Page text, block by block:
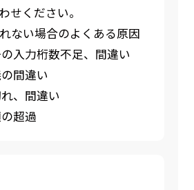
せください。
ない場合のよくある原因
入力桁数不足、間違い
間違い
、間違い
超過